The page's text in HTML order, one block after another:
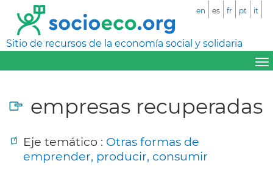
Sitio de recursos de la economía social y solidaria
en es fr pt it
empresas recuperadas
Eje temático : Otras formas de
emprender, producir, consumir